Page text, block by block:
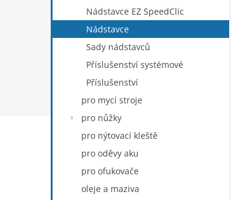
Nádstavce EZ SpeedClic
Nádstavce
Sady nádstavců
Příslušenství systémové
Příslušenství
pro mycí stroje
pro nůžky
pro nýtovací kleště
pro oděvy aku
pro ofukovače
oleje a maziva